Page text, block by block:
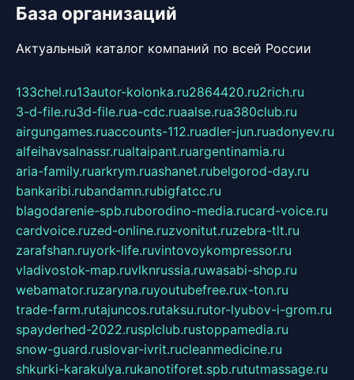
База организаций
Актуальный каталог компаний по всей России
133chel.ru13autor-kolonka.ru2864420.ru2rich.ru
3-d-file.ru3d-file.rua-cdc.ruaalse.rua380club.ru
airgungames.ruaccounts-112.ruadler-jun.ruadonyev.ru
alfeihavsalnassr.rualtaipant.ruargentinamia.ru
aria-family.ruarkrym.ruashanet.rubelgorod-day.ru
bankaribi.rubandamn.rubigfatcc.ru
blagodarenie-spb.ruborodino-media.rucard-voice.ru
cardvoice.ruzed-online.ruzvonitut.ruzebra-tlt.ru
zarafshan.ruyork-life.ruvintovoykompressor.ru
vladivostok-map.ruvlknrussia.ruwasabi-shop.ru
webamator.ruzaryna.ruyoutubefree.rux-ton.ru
trade-farm.rutajuncos.rutaksu.rutor-lyubov-i-grom.ru
spayderhed-2022.rusplclub.rustoppamedia.ru
snow-guard.ruslovar-ivrit.rucleanmedicine.ru
shkurki-karakulya.rukanotiforet.spb.rututmassage.ru